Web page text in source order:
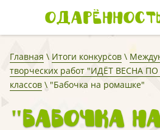
Главная \ Итоги конкурсов \
творческих работ "ИДЁТ ВЕСНА
классов \ "Бабочка на ромашке"
"Бабочка